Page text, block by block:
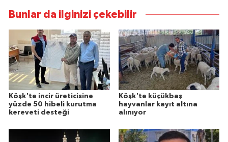
Bunlar da ilginizi çekebilir
Köşk'te incir üreticisine
yüzde 50 hibeli kurutma
kereveti desteği
Köşk'te küçükbaş
hayvanlar kayıt altına
alınıyor